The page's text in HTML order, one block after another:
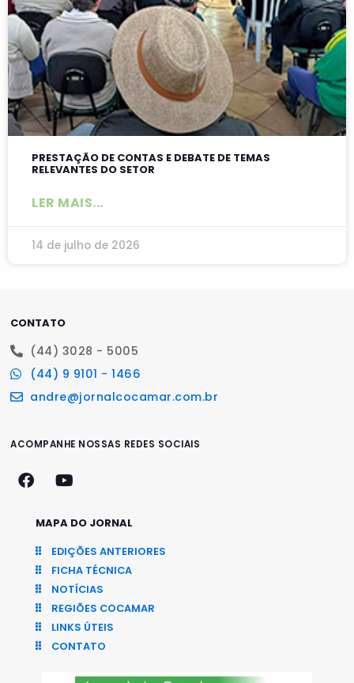
PRESTAÇÃO DE CONTAS E DEBATE DE TEMAS
RELEVANTES DO SETOR
LER MAIS...
14 de julho de 2026
CONTATO
(44) 3028 - 5005
(44) 9 9101 - 1466
andre@jornalcocamar.com.br
ACOMPANHE NOSSAS REDES SOCIAIS
MAPA DO JORNAL
EDIÇÕES ANTERIORES
FICHA TÉCNICA
NOTÍCIAS
REGIÕES COCAMAR
LINKS ÚTEIS
CONTATO